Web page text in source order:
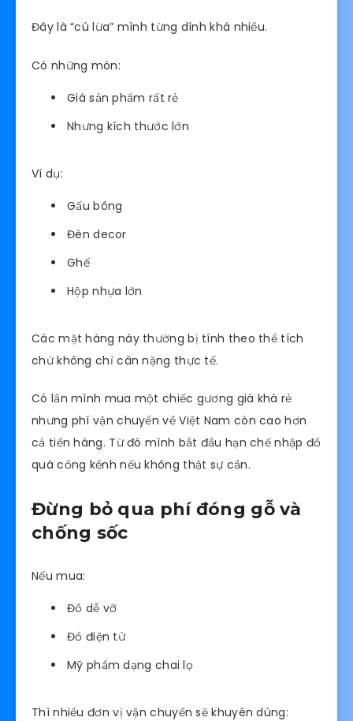
Đây là “cú lừa” mình từng dính khá nhiều.
Có những món:
Giá sản phẩm rất rẻ
Nhưng kích thước lớn
Ví dụ:
Gấu bông
Đèn decor
Ghế
Hộp nhựa lớn
Các mặt hàng này thường bị tính theo thể tích
chứ không chỉ cân nặng thực tế.
Có lần mình mua một chiếc gương giá khá rẻ
nhưng phí vận chuyển về Việt Nam còn cao hơn
cả tiền hàng. Từ đó mình bắt đầu hạn chế nhập đồ
quá cồng kềnh nếu không thật sự cần.
Đừng bỏ qua phí đóng gỗ và
chống sốc
Nếu mua:
Đồ dễ vỡ
Đồ điện tử
Mỹ phẩm dạng chai lọ
Thì nhiều đơn vị vận chuyển sẽ khuyên dùng: